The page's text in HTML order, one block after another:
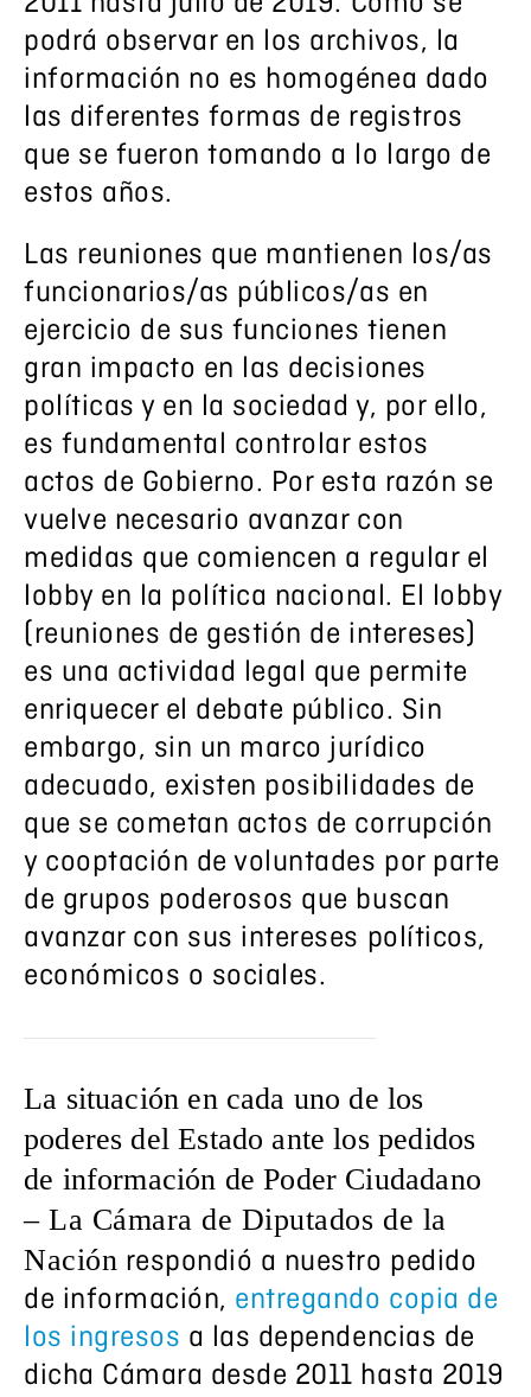
podrá observar en los archivos, la
información no es homogénea dado
las diferentes formas de registros
que se fueron tomando a lo largo de
estos años.
Las reuniones que mantienen los/as
funcionarios/as públicos/as en
ejercicio de sus funciones tienen
gran impacto en las decisiones
políticas y en la sociedad y, por ello,
es fundamental controlar estos
actos de Gobierno. Por esta razón se
vuelve necesario avanzar con
medidas que comiencen a regular el
lobby en la política nacional. El lobby
(reuniones de gestión de intereses)
es una actividad legal que permite
enriquecer el debate público. Sin
embargo, sin un marco jurídico
adecuado, existen posibilidades de
que se cometan actos de corrupción
y cooptación de voluntades por parte
de grupos poderosos que buscan
avanzar con sus intereses políticos,
económicos o sociales.
La situación en cada uno de los
poderes del Estado ante los pedidos
de información de Poder Ciudadano
– La Cámara de Diputados de la
Nación respondió a nuestro pedido
de información, entregando copia de
los ingresos a las dependencias de
dicha Cámara desde 2011 hasta 2019